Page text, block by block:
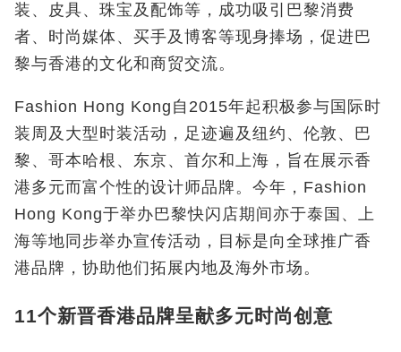
装、皮具、珠宝及配饰等，成功吸引巴黎消费
者、时尚媒体、买手及博客等现身捧场，促进巴
黎与香港的文化和商贸交流。
Fashion Hong Kong 自 2015年起积极参与国际时
装周及大型时装活动，足迹遍及纽约、伦敦、巴
黎、哥本哈根、东京、首尔和上海，旨在展示香
港多元而富个性的设计师品牌。今年， Fashion
Hong Kong于举办巴黎快闪店期间亦于泰国、上
海等地同步举办宣传活动，目标是向全球推广香
港品牌，协助他们拓展内地及海外市场。
11个新晋香港品牌呈献多元时尚创意